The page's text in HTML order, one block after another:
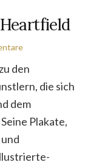
den
die sich
dem
Plakate,